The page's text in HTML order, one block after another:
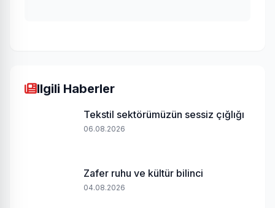
Ilgili Haberler
Tekstil sektörümüzün sessiz çığlığı
06.08.2026
Zafer ruhu ve kültür bilinci
04.08.2026